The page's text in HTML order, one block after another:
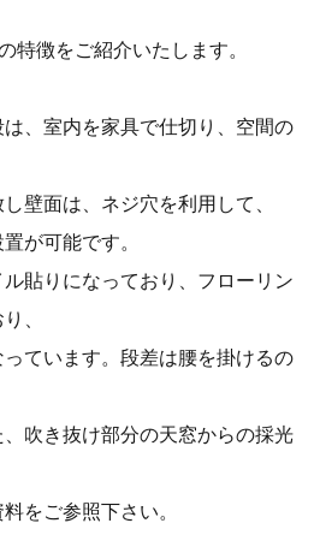
特徴をご紹介いたします。
、室内を家具で仕切り、空間の
壁面は、ネジ穴を利用して、
が可能です。
貼りになっており、フローリン
、
ています。段差は腰を掛けるの
吹き抜け部分の天窓からの採光
をご参照下さい。